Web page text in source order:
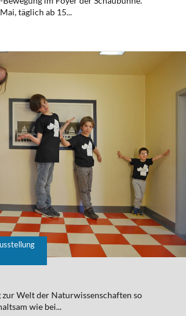
täglich ab 15...
zur Welt der Naturwissenschaften so
wie bei...